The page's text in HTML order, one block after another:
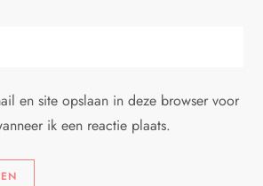
en site opslaan in deze browser voor
ik een reactie plaats.